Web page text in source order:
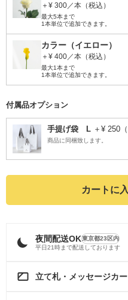
＋¥ 300／本（税込）
最大5本まで
1本単位で追加できます。
カラー（イエロー）
＋¥ 400／本（税込）
最大1本まで
1本単位で追加できます。
付属品オプション
手提げ袋 L ＋¥ 250（
商品に同梱致します。
カートに
夜間配送OK東京都23区内
平日21時まで配送しております
立て札・メッセージカ